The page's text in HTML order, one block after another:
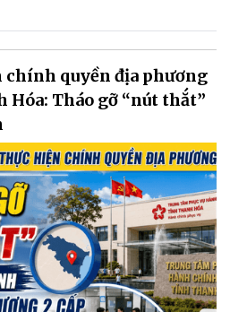
quyền địa phương
Hóa: Tháo gỡ “nút thắt”